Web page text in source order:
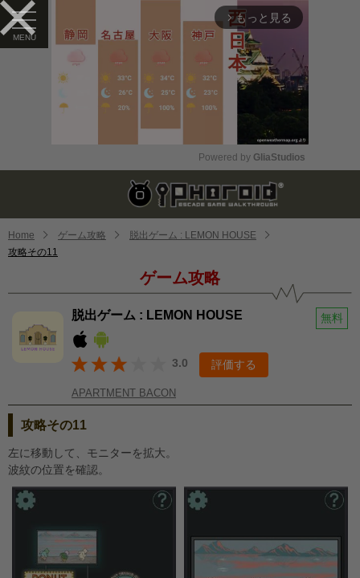
arrow_forward_ios もっと見る
Mute
Powered by GliaStudios
Home ゲーム攻略
脱出ゲーム : LEMON HOUSE
攻略その11
ゲーム攻略
脱出ゲーム : LEMON HOUSE 無料
3.0 評価する
APARTMENT BACON
攻略その11
左に移動して、モニターを拡大。
波紋の位置を確認。